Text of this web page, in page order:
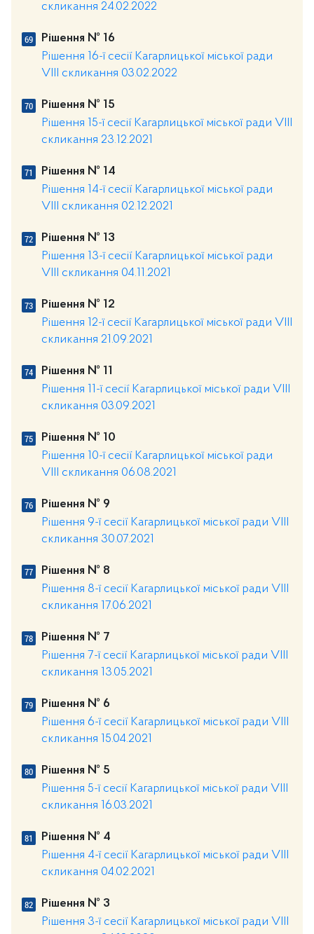
скликання 24.02.2022
Рішення № 16
Рішення 16-ї сесії Кагарлицької міської ради
VIII скликання 03.02.2022
Рішення № 15
Рішення 15-ї сесії Кагарлицької міської ради VIII
скликання 23.12.2021
Рішення № 14
Рішення 14-ї сесії Кагарлицької міської ради
VIII скликання 02.12.2021
Рішення № 13
Рішення 13-ї сесії Кагарлицької міської ради
VIII скликання 04.11.2021
Рішення № 12
Рішення 12-ї сесії Кагарлицької міської ради VIII
скликання 21.09.2021
Рішення № 11
Рішення 11-ї сесії Кагарлицької міської ради VIII
скликання 03.09.2021
Рішення № 10
Рішення 10-ї сесії Кагарлицької міської ради
VIII скликання 06.08.2021
Рішення № 9
Рішення 9-ї сесії Кагарлицької міської ради VIII
скликання 30.07.2021
Рішення № 8
Рішення 8-ї сесії Кагарлицької міської ради VIII
скликання 17.06.2021
Рішення № 7
Рішення 7-ї сесії Кагарлицької міської ради VIII
скликання 13.05.2021
Рішення № 6
Рішення 6-ї сесії Кагарлицької міської ради VIII
скликання 15.04.2021
Рішення № 5
Рішення 5-ї сесії Кагарлицької міської ради VIII
скликання 16.03.2021
Рішення № 4
Рішення 4-ї сесії Кагарлицької міської ради VIII
скликання 04.02.2021
Рішення № 3
Рішення 3-ї сесії Кагарлицької міської ради VIII